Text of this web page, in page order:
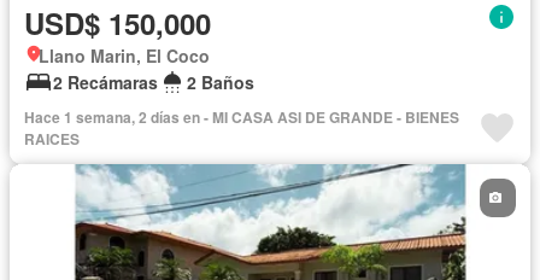
USD$ 150,000
Llano Marin, El Coco
2 Recámaras
2 Baños
Hace 1 semana, 2 días en - MI CASA ASI DE GRANDE - BIENES
RAICES